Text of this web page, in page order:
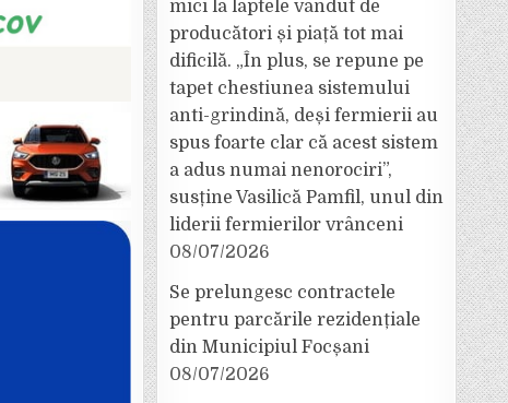
mici la laptele vândut de
producători și piață tot mai
dificilă. „În plus, se repune pe
tapet chestiunea sistemului
anti-grindină, deși fermierii au
spus foarte clar că acest sistem
a adus numai nenorociri”,
susține Vasilică Pamfil, unul din
liderii fermierilor vrânceni
08/07/2026
Se prelungesc contractele
pentru parcările rezidențiale
din Municipiul Focșani
08/07/2026